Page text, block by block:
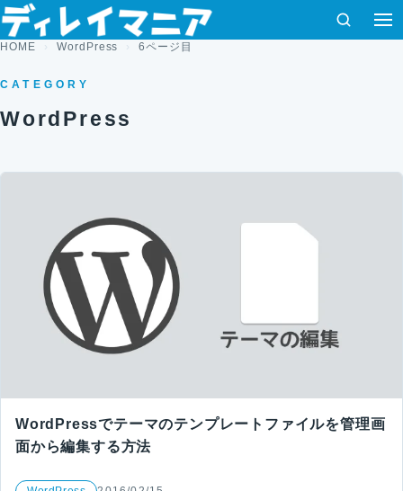
コンテンツへスキップ
検索
HOME WordPress 6ページ目
CATEGORY
WordPress
WordPressでテーマのテンプレートファイルを管理画
面から編集する方法